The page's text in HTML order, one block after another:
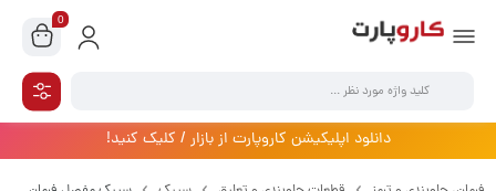
0
دانلود اپلیکیشن کاروپارت از بازار / کلیک کنید!